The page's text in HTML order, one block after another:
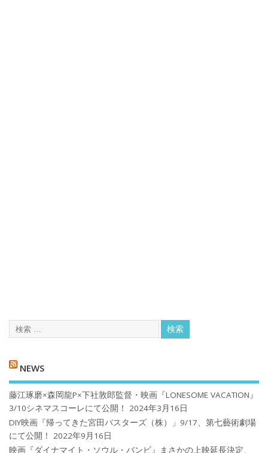
NEWS
藤江琢磨×森岡龍P×下社敦郎監督・映画『LONESOME VACATION』
3/10シネマスコーレにて公開！
2024年3月16日
DIY映画『帰ってきた宮田バスターズ（株）」9/17、第七藝術劇場
にて公開！
2022年9月16日
映画『ダイナマイト・ソウル・バンビ』まさかの上映延長決定、